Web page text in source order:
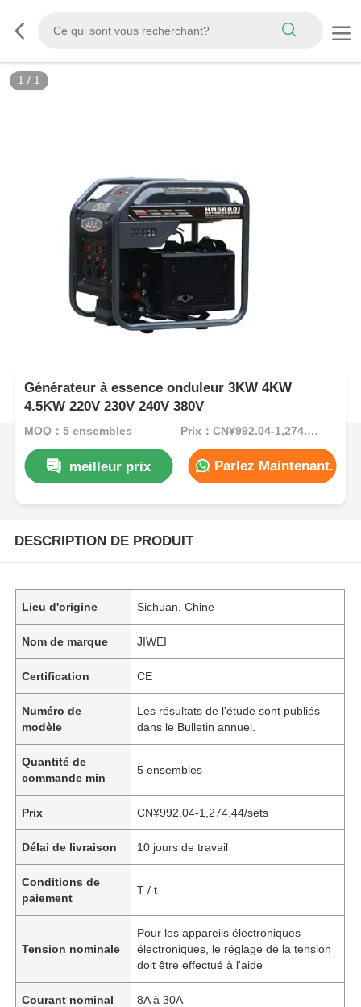
1 / 1
Générateur à essence onduleur 3KW 4KW
4.5KW 220V 230V 240V 380V
MOQ：5 ensembles Prix：CN¥992.04-1,274.44/sets
meilleur prix Parlez Maintenant.
DESCRIPTION DE PRODUIT
Lieu d'origine Sichuan, Chine
Nom de marque JIWEI
Certification CE
Numéro de
modèle
Les résultats de l'étude sont publiés
dans le Bulletin annuel.
Quantité de
commande min
5 ensembles
Prix CN¥992.04-1,274.44/sets
Délai de livraison 10 jours de travail
Conditions de
paiement
T / t
Tension nominale
Pour les appareils électroniques
électroniques, le réglage de la tension
doit être effectué à l'aide
Courant nominal 8A à 30A